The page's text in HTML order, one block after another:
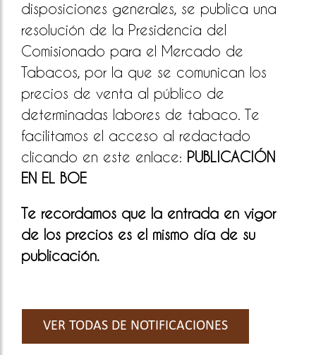
disposiciones generales, se publica una
resolución de la Presidencia del
Comisionado para el Mercado de
Tabacos, por la que se comunican los
precios de venta al público de
determinadas labores de tabaco. Te
facilitamos el acceso al redactado
clicando en este enlace: PUBLICACIÓN
EN EL BOE
Te recordamos que la entrada en vigor
de los precios es el mismo día de su
publicación.
VER TODAS DE NOTIFICACIONES